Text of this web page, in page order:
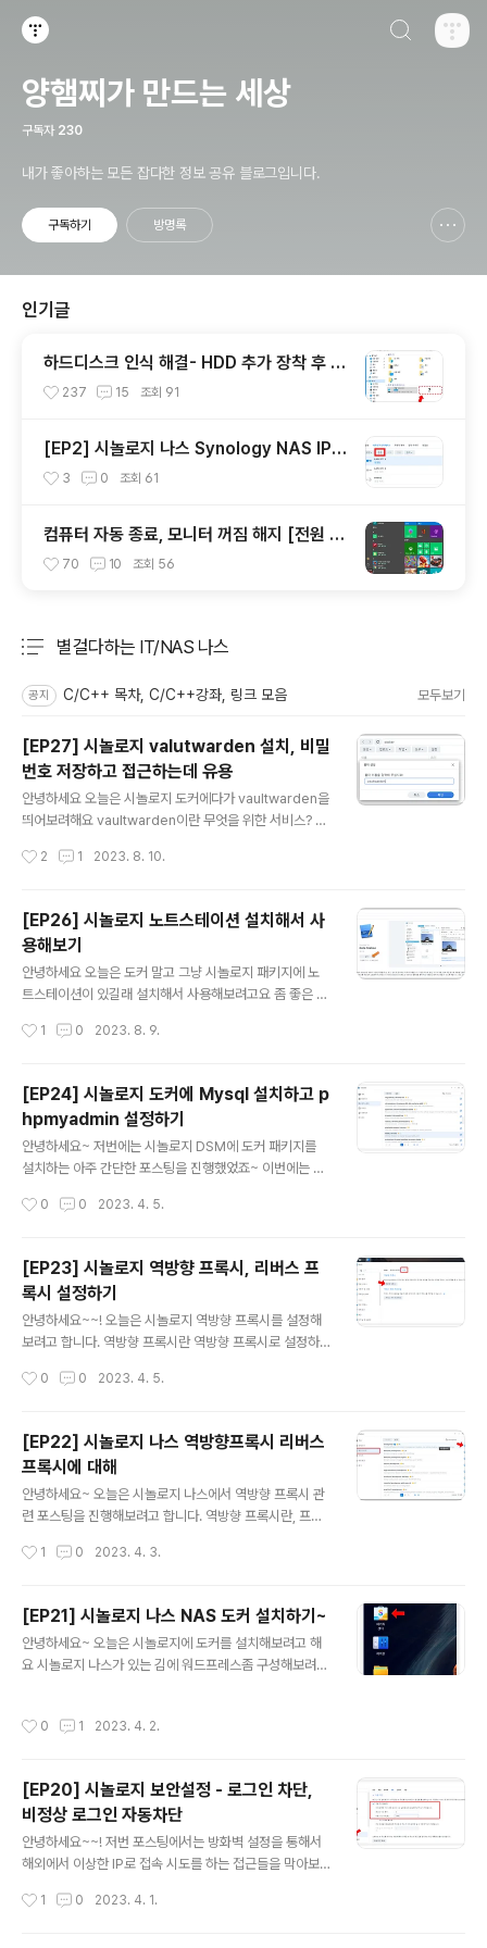
양햄찌가 만드는 세상
구독자 230
내가 좋아하는 모든 잡다한 정보 공유 블로그입니다.
구독하기 방명록
인기글
하드디스크 인식 해결- HDD 추가 장착 후 D
드라이브 생기지 않을 때, 탐색기에 D폴더 안
237 15 조회 91
[EP2] 시놀로지 나스 Synology NAS IP정
보 확인 및 IP 변경 및 고정시키기
3 0 조회 61
컴퓨터 자동 종료, 모니터 꺼짐 해지 [전원 및
절전 모드 설정/해지]
70 10 조회 56
별걸다하는 IT/NAS 나스
공지 C/C++ 목차, C/C++강좌, 링크 모음 모두보기
[EP27] 시놀로지 valutwarden 설치, 비밀
번호 저장하고 접근하는데 유용
안녕하세요 오늘은 시놀로지 도커에다가 vaultwarden을
띄어보려해요 vaultwarden이란 무엇을 위한 서비스? 이
에 설명이 잘 나와있는것 같아서 가져왔어요 ㅋㅋ 시놀로
다. 나중에 볼륨설정 할때 여기에 연동하려구.. 도커 패키지
에 들어가서 레지시트리에서 vaultwarden을 검색해서
다운로드 받아줍시다. 혹 vaultwarden 곤련하여 도커허
브 상세설명 필요하신 분은 아래 페이지 살펴보면 좋을거
rden/server/ 저는 저기 Passwo..
2 1 2023. 8. 10.
[EP26] 시놀로지 노트스테이션 설치해서 사
용해보기
안녕하세요 오늘은 도커 말고 그냥 시놀로지 패키지에 노
트스테이션이 있길래 설치해서 사용해보려고요 좀 좋은 노
ㅠㅠ 시놀로지 갖다놓기 전까진 노션을 공유해서 사용하고
튼! 패키지 가서 설치해봅시다. 노트 스테이션 설치 및 사용
해보기 패키지 가서 Note Station을 선택해서 설치해주
세요 설치만 하면 끝.. 설치하니까 요런 알람이 뜨네요 크롬
확장프로그램을 통해서 웹사이트를 클리핑할수있나봐요
설치한 노트스테이션을 열어봤습니다 기본 화면은 이렇게
TE 노트스테이션은 휴대폰 어플리케이션으로도 지원이 됩
1 0 2023. 8. 9.
[EP24] 시놀로지 도커에 Mysql 설치하고 p
hpmyadmin 설정하기
안녕하세요~ 저번에는 시놀로지 DSM에 도커 패키지를
설치하는 아주 간단한 포스팅을 진행했었죠~ 이번에는 이
가 MYSQL, phpmyadmin 이미지 생성 저는 MySQL
식 mysql을 다운받아주세요 다운로드를 클릭하면 어떤
버전을 다운받을 건지 선택하는 창이 나옵니다. 저는 추후
워드프레스 연동을 고려하여 최신버전이 아닌 5.7로 선택
해줬어요 다운받고자 하는 버전을 클릭해줍니다. 이미지
항목으로 가봅시다. mysql 이 다운받아진걸 확인할 수 있
고 깜박이지 않으면 다 다운된거예요 phpmyadmin도 같
0 0 2023. 4. 5.
[EP23] 시놀로지 역방향 프록시, 리버스 프
록시 설정하기
안녕하세요~~! 오늘은 시놀로지 역방향 프록시를 설정해
보려고 합니다. 역방향 프록시란 역방향 프록시로 설정하
려고 해요. 근데 글이 길어질거같아서 포스팅을 나눠 진행
법 먼저 역방향 프록시는 web을 통해 접근하기 때문에 IP
TIME 상에서 https에 해당하는 443포트랑 http에 해당
하는 80번 포트가 열려있어야합니다. IPTIME 포트포워드
설정화면에서 https, http 포트 규칙이 등록되어있는지 체
크를 먼저 해줍시다. (사실 https만 있어도 되긴 하지만..
시놀로지 NAS 내부 IP예요 혹시 iptime 설정 ..
0 0 2023. 4. 5.
[EP22] 시놀로지 나스 역방향프록시 리버스
프록시에 대해
안녕하세요~ 오늘은 시놀로지 나스에서 역방향 프록시 관
련 포스팅을 진행해보려고 합니다. 역방향 프록시란, 프록
점 역방향 프록시 설정하는 점 요렇게 알아보려고 해요. 근
다. 오늘은 역방향프록시에 대한 설명만 진행해보려고 하
는데, 역방향 프록시 설정하는 법이 궁금하신 분들은 바로
아래 포스팅으로 이동해주세요. ▶ 2023.04.05 - [별걸
다하는 IT/NAS 나스] - [EP23] 시놀로지 역방향 프록시,
하기 좀 더 쉬운데요 프록시 (Forward Proxy)가 리버스
1 0 2023. 4. 3.
[EP21] 시놀로지 나스 NAS 도커 설치하기~
안녕하세요~ 오늘은 시놀로지에 도커를 설치해보려고 해
요 시놀로지 나스가 있는 김에 워드프레스좀 구성해보려
티스토리로 갔다가 워드프레스로 가는건 뭔가 블로거의 수
지고 있지 않고 티스토리는 백업 기능도 없어서, 장애가 나
거나 관리자로부터 삭제 조치 당하면, 제가 공들여 작성한
포스팅이 한순간에 먼지가 되어버릴 수 있겠더라고요 두번
째는 다들 아시다시피 티스토리가 수익에 대해서 직접적으
가거나 제한할 수 있게 되었기 때문에 천천히 준..
0 1 2023. 4. 2.
[EP20] 시놀로지 보안설정 - 로그인 차단,
비정상 로그인 자동차단
안녕하세요~~! 저번 포스팅에서는 방화벽 설정을 통해서
해외에서 이상한 IP로 접속 시도를 하는 접근들을 막아보
정을 진행해보려고 합니다. 시놀로지 비정상 로그인 자동
1 0 2023. 4. 1.